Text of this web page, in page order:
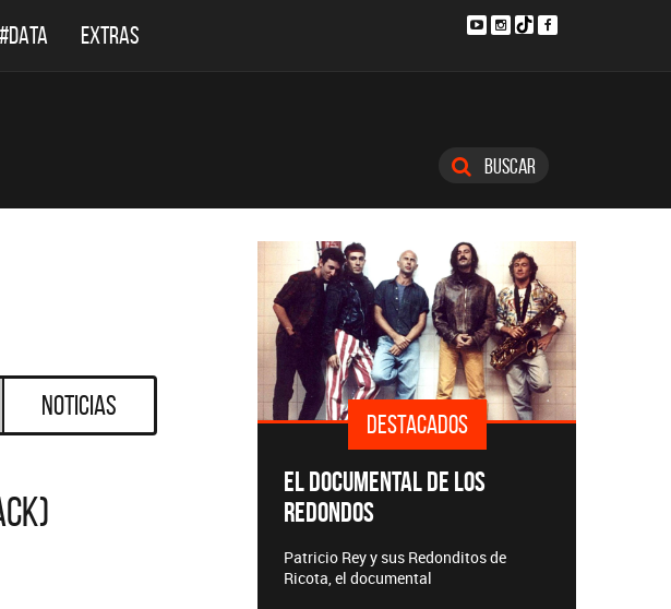
#DATA EXTRAS
Buscar
Noticias
DESTACADOS DESTACADOS
SINGLES Y DISCOS DESTACADOS